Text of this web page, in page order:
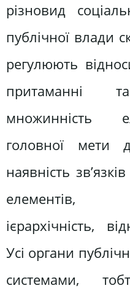
різновид
публічної влади
регулюють
притаманні
множинність
головної мети
наявність
елементів,
ієрархічність,
Усі органи
системами,